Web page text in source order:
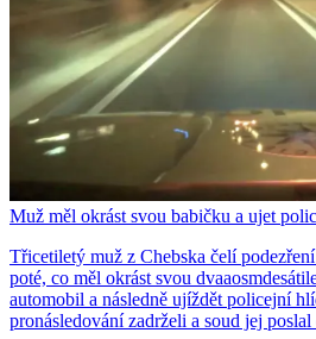
Muž měl okrást svou babičku a ujet
Třicetiletý muž z Chebska čelí
poté, co měl okrást svou
automobil a následně ujíždět policejní
pronásledování zadrželi a soud jej poslal